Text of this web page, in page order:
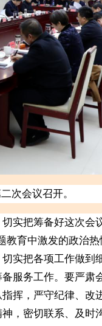
次会议召开。
把筹备好这次会
教育中激发的政治
实把各项工作做到
服务工作。要严肃
挥，严守纪律、改
，密切联系、及时